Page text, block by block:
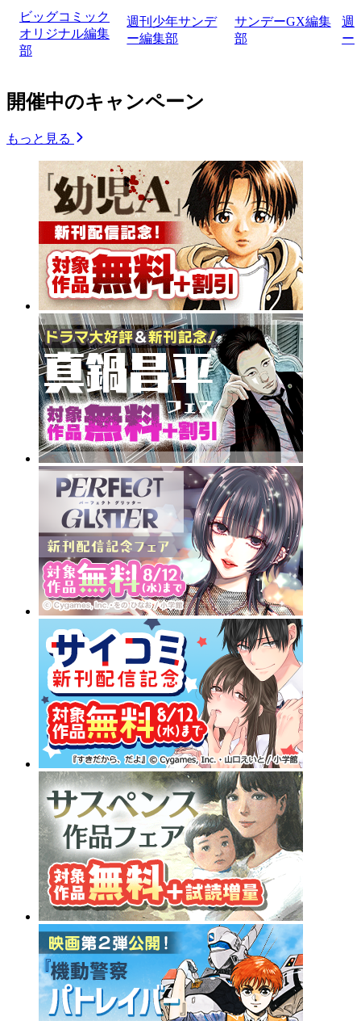
ビッグコミック
オリジナル編集
部
週刊少年サンデ
ー編集部
サンデーGX編集
部
週
ー
開催中のキャンペーン
もっと見る